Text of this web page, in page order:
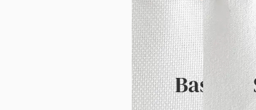
Basic